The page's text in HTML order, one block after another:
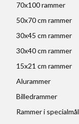
70x100 rammer
50x70 cm rammer
30x45 cm rammer
30x40 cm rammer
15x21 cm rammer
Alurammer
Billedrammer
Rammer i specialmål